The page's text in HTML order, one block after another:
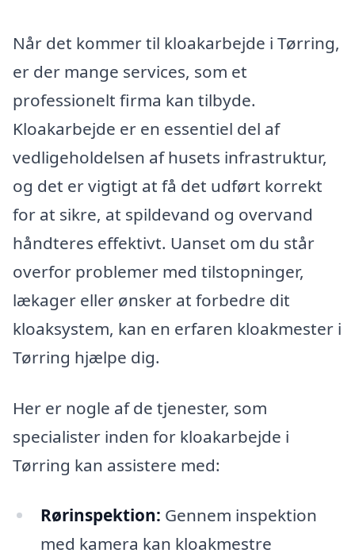
Når det kommer til kloakarbejde i Tørring,
er der mange services, som et
professionelt firma kan tilbyde.
Kloakarbejde er en essentiel del af
vedligeholdelsen af husets infrastruktur,
og det er vigtigt at få det udført korrekt
for at sikre, at spildevand og overvand
håndteres effektivt. Uanset om du står
overfor problemer med tilstopninger,
lækager eller ønsker at forbedre dit
kloaksystem, kan en erfaren kloakmester i
Tørring hjælpe dig.
Her er nogle af de tjenester, som
specialister inden for kloakarbejde i
Tørring kan assistere med:
Rørinspektion: Gennem inspektion
med kamera kan kloakmestre